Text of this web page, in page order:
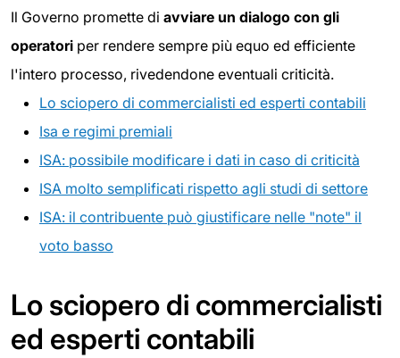
Il Governo promette di avviare un dialogo con gli
operatori per rendere sempre più equo ed efficiente
l'intero processo, rivedendone eventuali criticità.
Lo sciopero di commercialisti ed esperti contabili
Isa e regimi premiali
ISA: possibile modificare i dati in caso di criticità
ISA molto semplificati rispetto agli studi di settore
ISA: il contribuente può giustificare nelle "note" il
voto basso
Lo sciopero di commercialisti
ed esperti contabili